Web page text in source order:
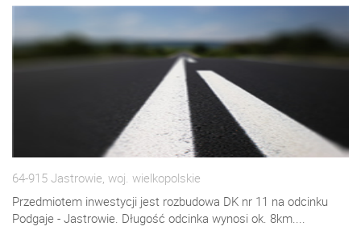
64-915 Jastrowie, woj. wielkopolskie
Przedmiotem inwestycji jest rozbudowa DK nr 11 na odcinku
Podgaje - Jastrowie. Długość odcinka wynosi ok. 8km....